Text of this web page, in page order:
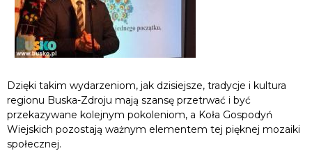
Dzięki takim wydarzeniom, jak dzisiejsze, tradycje i kultura
regionu Buska-Zdroju mają szansę przetrwać i być
przekazywane kolejnym pokoleniom, a Koła Gospodyń
Wiejskich pozostają ważnym elementem tej pięknej mozaiki
społecznej.